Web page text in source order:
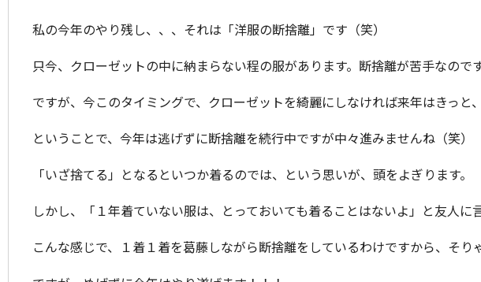
私の今年のやり残し、、、それは「洋服の断捨離」です（笑）
只今、クローゼットの中に納まらない程の服があります。断捨離が苦手なので
ですが、今このタイミングで、クローゼットを綺麗にしなければ来年はきっと
ということで、今年は逃げずに断捨離を続行中ですが中々進みませんね（笑）
「いざ捨てる」となるといつか着るのでは、という思いが、頭をよぎります。
しかし、「１年着ていない服は、とっておいても着ることはないよ」と友人に言
こんな感じで、１着１着を葛藤しながら断捨離をしているわけですから、そり